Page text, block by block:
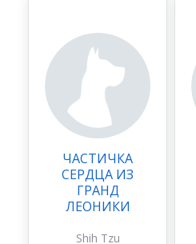
ЧАСТИЧКА
СЕРДЦА ИЗ
ГРАНД
ЛЕОНИКИ
Shih Tzu